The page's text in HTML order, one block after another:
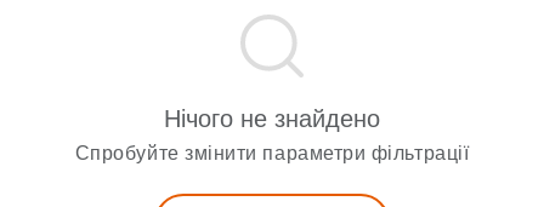
Нічого не знайдено
Спробуйте змінити параметри фільтрації